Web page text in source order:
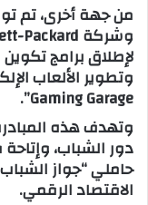
من جهة أخرى، تم
لإطلاق برامج
Gaming Garage”.
وتهدف هذه
دور الشباب، وإتاحة
حاملي “جواز
الاقتصاد الرقمي.